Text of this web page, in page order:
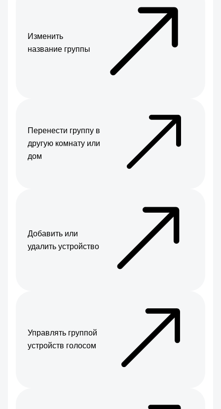
Изменить
название группы
Перенести группу в
другую комнату или
дом
Добавить или
удалить устройство
Управлять группой
устройств голосом